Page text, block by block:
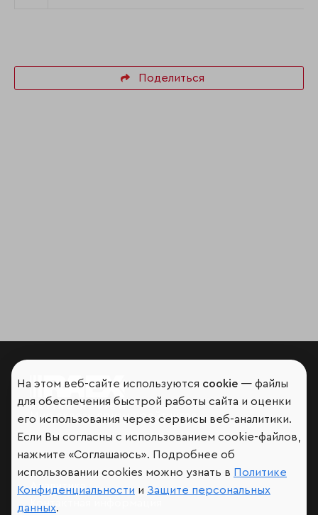
Поделиться
Мир сквозь призму рейтингов
Аналитика
На этом веб-сайте используются cookie — файлы
для обеспечения быстрой работы сайта и оценки
его использования через сервисы веб-аналитики.
Если Вы согласны с использованием cookie-файлов,
нажмите «Соглашаюсь». Подробнее об
использовании cookies можно узнать в Политике
Конфиденциальности и Защите персональных
данных.